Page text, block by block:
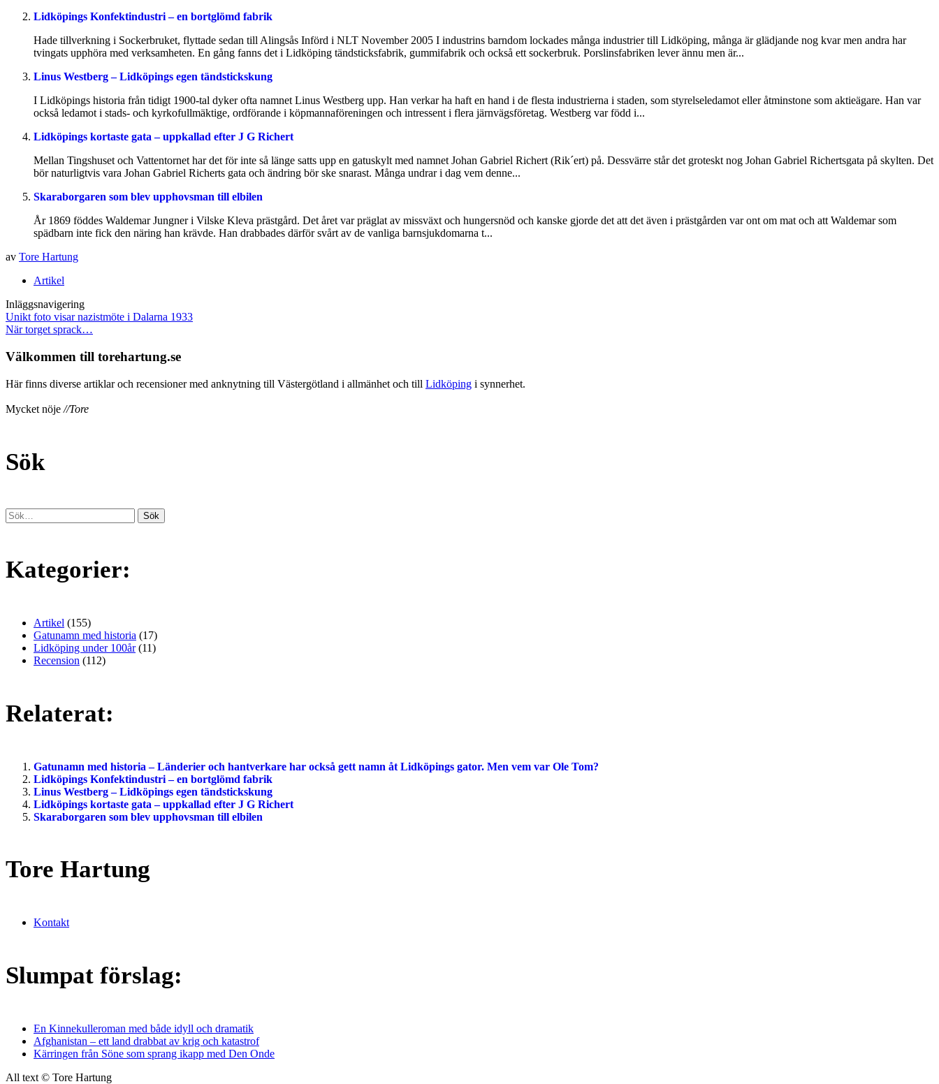
Lidköpings Konfektindustri – en bortglömd fabrik
Hade tillverkning i Sockerbruket, flyttade sedan till Alingsås Införd i NLT November 2005 I industrins barndom lockades många industrier till Lidköping, många är glädjande nog kvar men andra har
tvingats upphöra med verksamheten. En gång fanns det i Lidköping tändsticksfabrik, gummifabrik och också ett sockerbruk. Porslinsfabriken lever ännu men är...
Linus Westberg – Lidköpings egen tändstickskung
I Lidköpings historia från tidigt 1900-tal dyker ofta namnet Linus Westberg upp. Han verkar ha haft en hand i de flesta industrierna i staden, som styrelseledamot eller åtminstone som aktieägare. Han var
också ledamot i stads- och kyrkofullmäktige, ordförande i köpmannaföreningen och intressent i flera järnvägsföretag. Westberg var född i...
Lidköpings kortaste gata – uppkallad efter J G Richert
Mellan Tingshuset och Vattentornet har det för inte så länge satts upp en gatuskylt med namnet Johan Gabriel Richert (Rik´ert) på. Dessvärre står det groteskt nog Johan Gabriel Richertsgata på skylten. Det
bör naturligtvis vara Johan Gabriel Richerts gata och ändring bör ske snarast. Många undrar i dag vem denne...
Skaraborgaren som blev upphovsman till elbilen
År 1869 föddes Waldemar Jungner i Vilske Kleva prästgård. Det året var präglat av missväxt och hungersnöd och kanske gjorde det att det även i prästgården var ont om mat och att Waldemar som
spädbarn inte fick den näring han krävde. Han drabbades därför svårt av de vanliga barnsjukdomarna t...
av Tore Hartung
Artikel
Inläggsnavigering
Unikt foto visar nazistmöte i Dalarna 1933
När torget sprack…
Välkommen till torehartung.se
Här finns diverse artiklar och recensioner med anknytning till Västergötland i allmänhet och till Lidköping i synnerhet.
Mycket nöje //Tore
Sök
Kategorier:
Artikel (155)
Gatunamn med historia (17)
Lidköping under 100år(11)
Recension (112)
Relaterat:
Gatunamn med historia – Länderier och hantverkare har också gett namn åt Lidköpings gator. Men vem var Ole Tom?
Lidköpings Konfektindustri – en bortglömd fabrik
Linus Westberg – Lidköpings egen tändstickskung
Lidköpings kortaste gata – uppkallad efter J G Richert
Skaraborgaren som blev upphovsman till elbilen
Tore Hartung
Kontakt
Slumpat förslag:
En Kinnekulleroman med både idyll och dramatik
Afghanistan – ett land drabbat av krig och katastrof
Kärringen från Söne som sprang ikapp med Den Onde
All text © Tore Hartung